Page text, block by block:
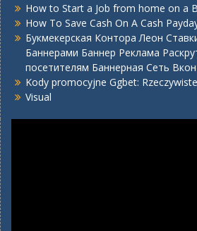
How to Start a Job from home on a
How To Save Cash On A Cash
Букмекерская Контора Леон
Баннерами Баннер Реклама
посетителям Баннерная Сеть
Kody promocyjne Ggbet:
Visual